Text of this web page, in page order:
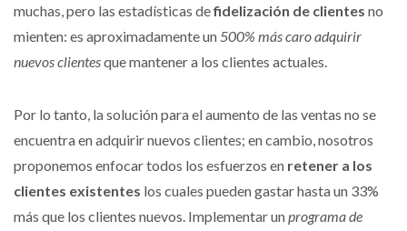
muchas, pero las estadísticas defidelización de clientes no
mienten: es aproximadamente un 500% más caro adquirir
nuevos clientesque mantener a los clientes actuales.
Por lo tanto, la solución para el aumento de las ventas no se
encuentra en adquirir nuevos clientes; en cambio, nosotros
proponemos enfocar todos los esfuerzos en retener a los
clientes existentes los cuales pueden gastar hasta un 33%
más que los clientes nuevos. Implementar un programa de